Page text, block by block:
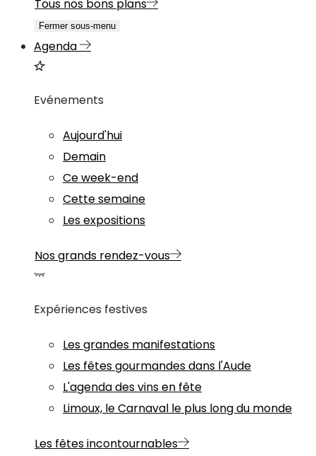
Tous nos bons plans
Fermer sous-menu
Agenda
Evénements
Aujourd'hui
Demain
Ce week-end
Cette semaine
Les expositions
Nos grands rendez-vous
Expériences festives
Les grandes manifestations
Les fêtes gourmandes dans l'Aude
L'agenda des vins en fête
Limoux, le Carnaval le plus long du monde
Les fêtes incontournables